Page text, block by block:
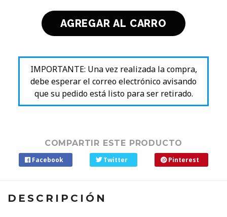
IMPORTANTE: Una vez realizada la compra,
debe esperar el correo electrónico avisando
que su pedido está listo para ser retirado.
COMPARTIR ESTE PRODUCTO
Facebook Twitter Pinterest
DESCRIPCIÓN